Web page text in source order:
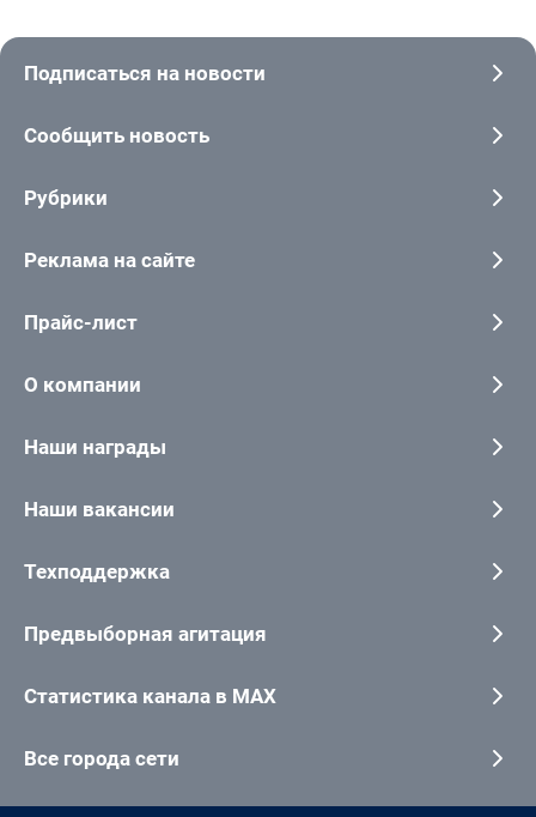
Подписаться на новости
Сообщить новость
Рубрики
Реклама на сайте
Прайс-лист
О компании
Наши награды
Наши вакансии
Техподдержка
Предвыборная агитация
Статистика канала в MAX
Все города сети